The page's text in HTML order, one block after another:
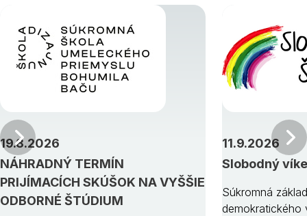
NÁHRADNÝ TERMÍN
PRIJÍMACÍCH SKÚŠOK NA VYŠŠIE
ODBORNÉ ŠTÚDIUM
19.8.2026
Slobodný
11.9.2026
Súkromná
demokratického
Predchádzajúci